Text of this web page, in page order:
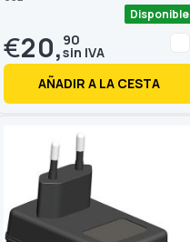
Disponible
€20, 90
AÑADIR A LA CESTA